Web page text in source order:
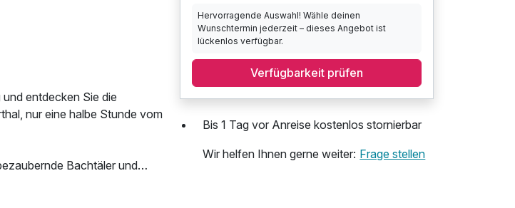
entdecken Sie die
nur eine halbe Stunde vom
Bachtäler und
Wald- und
und Aktivität.
Hervorragende Auswahl! Wähle deinen
Wunschtermin jederzeit – dieses Angebot ist
lückenlos verfügbar.
Verfügbarkeit prüfen
Bis 1 Tag vor Anreise kostenlos stornierbar
Wir helfen Ihnen gerne weiter: Frage stellen